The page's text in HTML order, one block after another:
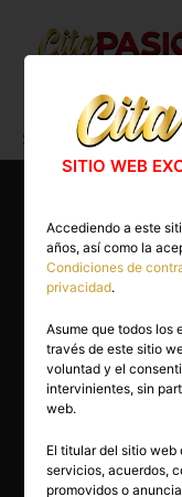
Cita
Sevilla capital>
SITIO WEB
Accediendo a este
años, así como la
Condiciones de
privacidad.
Asume que todos los
través de este sitio
voluntad y el
intervinientes, sin
web.
El titular del sitio
servicios, acuerdos,
promovidos o